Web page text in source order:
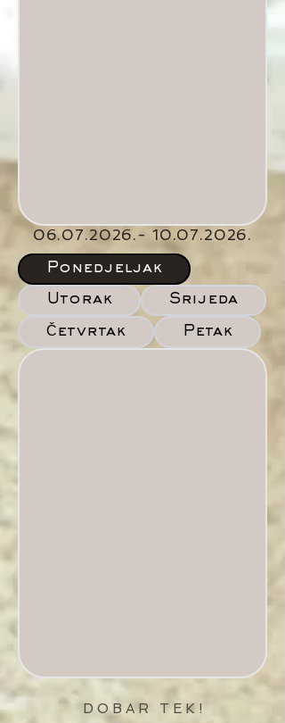
06.07.2026.- 10.07.2026.
Ponedjeljak
Utorak Srijeda
Četvrtak Petak
D O B A R T E K !